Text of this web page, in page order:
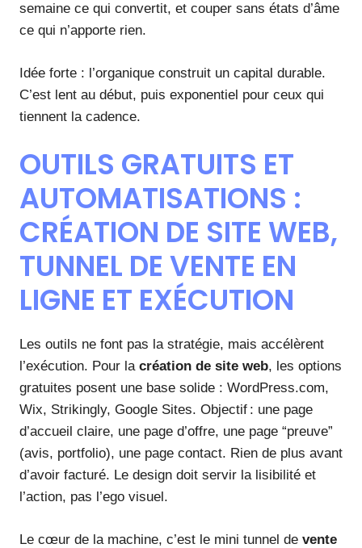
semaine ce qui convertit, et couper sans états d’âme
ce qui n’apporte rien.
Idée forte : l’organique construit un capital durable.
C’est lent au début, puis exponentiel pour ceux qui
tiennent la cadence.
OUTILS GRATUITS ET
AUTOMATISATIONS :
CRÉATION DE SITE WEB,
TUNNEL DE VENTE EN
LIGNE ET EXÉCUTION
Les outils ne font pas la stratégie, mais accélèrent
l’exécution. Pour la création de site web, les options
gratuites posent une base solide : WordPress.com,
Wix, Strikingly, Google Sites. Objectif : une page
d’accueil claire, une page d’offre, une page “preuve”
(avis, portfolio), une page contact. Rien de plus avant
d’avoir facturé. Le design doit servir la lisibilité et
l’action, pas l’ego visuel.
Le cœur de la machine, c’est le mini tunnel de vente